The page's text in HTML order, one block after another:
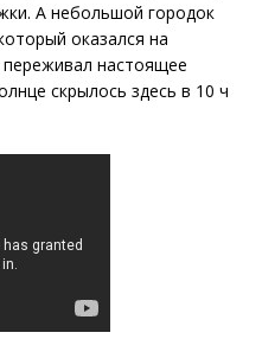
А небольшой городок
оказался на
настоящее
скрылось здесь в 10 ч